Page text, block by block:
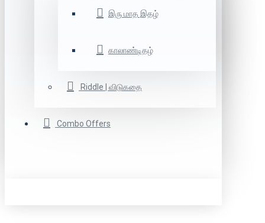
இரு மாத இதழ்
காலாண்டிதழ்
Riddle | விடுகதை
Combo Offers